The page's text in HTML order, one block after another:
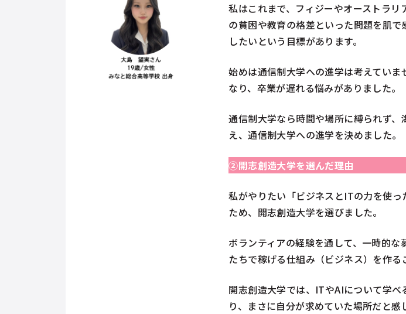
私はこれまで、フィジーやオーストラ
の貧困や教育の格差といった問題を肌
したいという目標があります。
始めは通信制大学への進学は考えてい
なり、卒業が遅れる悩みがありました。
通信制大学なら時間や場所に縛られず
え、通信制大学への進学を決めました。
②開志創造大学を選んだ理由
私がやりたい「ビジネスとITの力を使
ため、開志創造大学を選びました。
ボランティアの経験を通して、一時的
たちで稼げる仕組み（ビジネス）を作る
開志創造大学では、ITやAIについて学
り、まさに自分が求めていた場所だと感